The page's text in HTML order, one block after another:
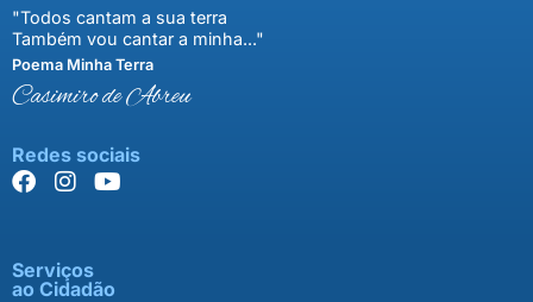
"Todos cantam a sua terra
Também vou cantar a minha..."
Poema Minha Terra
Casimiro de Abreu
Redes sociais
Serviços
ao Cidadão